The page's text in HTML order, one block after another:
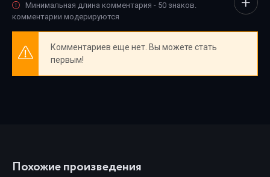
Минимальная длина комментария - 50 знаков.
комментарии модерируются
Комментариев еще нет. Вы можете стать
первым!
Похожие произведения